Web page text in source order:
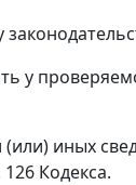
у
иных
126 Кодекса.